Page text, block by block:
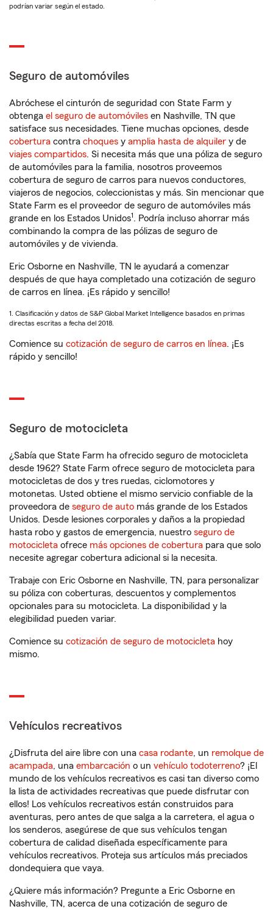
podrían variar según el estado.
Seguro de automóviles
Abróchese el cinturón de seguridad con State Farm y
obtenga el seguro de automóviles en Nashville, TN que
satisface sus necesidades. Tiene muchas opciones, desde
cobertura contra choques y amplia hasta de alquiler y de
viajes compartidos. Si necesita más que una póliza de seguro
de automóviles para la familia, nosotros proveemos
cobertura de seguro de carros para nuevos conductores,
viajeros de negocios, coleccionistas y más. Sin mencionar que
State Farm es el proveedor de seguro de automóviles más
grande en los Estados Unidos1. Podría incluso ahorrar más
combinando la compra de las pólizas de seguro de
automóviles y de vivienda.
Eric Osborne en Nashville, TN le ayudará a comenzar
después de que haya completado una cotización de seguro
de carros en línea. ¡Es rápido y sencillo!
1. Clasificación y datos de S&P Global Market Intelligence basados en primas
directas escritas a fecha del 2018.
Comience su cotización de seguro de carros en línea. ¡Es
rápido y sencillo!
Seguro de motocicleta
¿Sabía que State Farm ha ofrecido seguro de motocicleta
desde 1962? State Farm ofrece seguro de motocicleta para
motocicletas de dos y tres ruedas, ciclomotores y
motonetas. Usted obtiene el mismo servicio confiable de la
proveedora de seguro de auto más grande de los Estados
Unidos. Desde lesiones corporales y daños a la propiedad
hasta robo y gastos de emergencia, nuestro seguro de
motocicleta ofrece más opciones de cobertura para que solo
necesite agregar cobertura adicional si la necesita.
Trabaje con Eric Osborne en Nashville, TN, para personalizar
su póliza con coberturas, descuentos y complementos
opcionales para su motocicleta. La disponibilidad y la
elegibilidad pueden variar.
Comience su cotización de seguro de motocicleta hoy
mismo.
Vehículos recreativos
¿Disfruta del aire libre con una casa rodante, un remolque de
acampada, una embarcación o un vehículo todoterreno? ¡El
mundo de los vehículos recreativos es casi tan diverso como
la lista de actividades recreativas que puede disfrutar con
ellos! Los vehículos recreativos están construidos para
aventuras, pero antes de que salga a la carretera, el agua o
los senderos, asegúrese de que sus vehículos tengan
cobertura de calidad diseñada específicamente para
vehículos recreativos. Proteja sus artículos más preciados
dondequiera que vaya.
¿Quiere más información? Pregunte a Eric Osborne en
Nashville, TN, acerca de una cotización de seguro de